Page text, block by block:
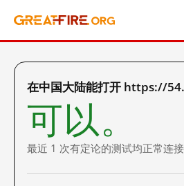
在中国大陆能打开 https://
可以。
最近 1 次有定论的测试均正常连接